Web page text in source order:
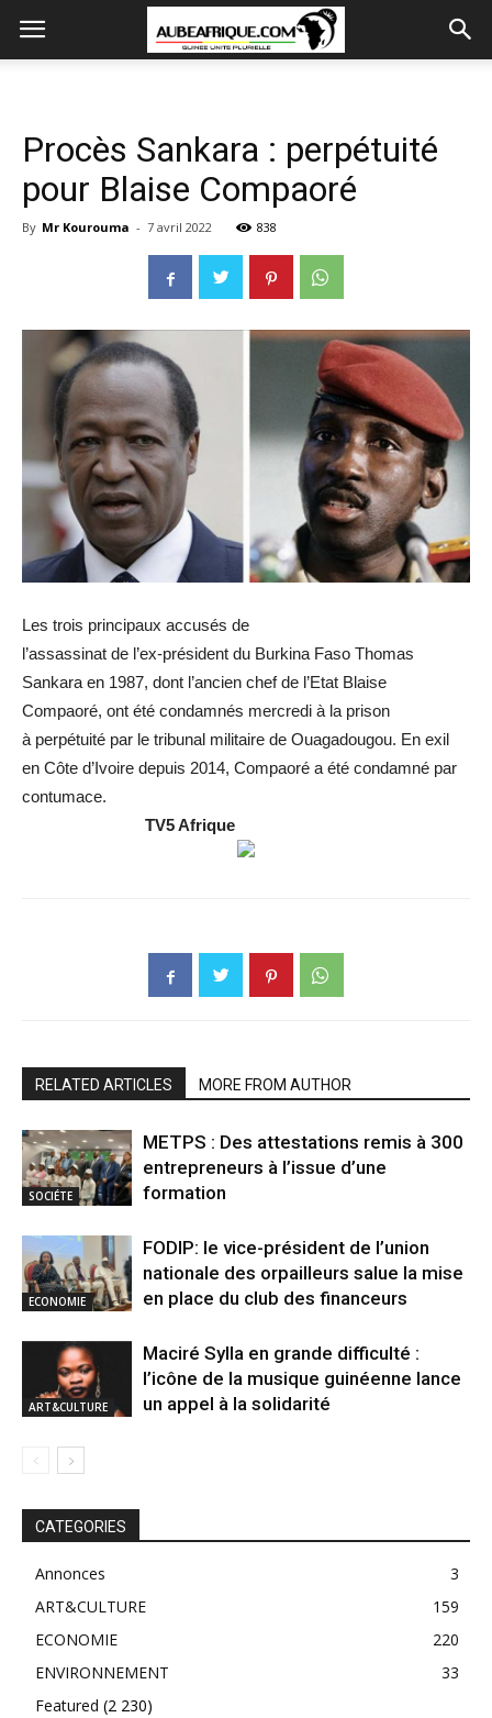
Procès Sankara : perpétuité
pour Blaise Compaoré
By Mr Kourouma - 7 avril 2022 838
Les trois principaux accusés de
l’assassinat de l’ex-président du Burkina Faso Thomas
Sankara en 1987, dont l’ancien chef de l’Etat Blaise
Compaoré, ont été condamnés mercredi à la prison
à perpétuité par le tribunal militaire de Ouagadougou. En exil
en Côte d’Ivoire depuis 2014, Compaoré a été condamné par
contumace.
TV5 Afrique
RELATED ARTICLES MORE FROM AUTHOR
SOCIÉTE
METPS : Des attestations remis à 300
entrepreneurs à l’issue d’une
formation
ECONOMIE
FODIP: le vice-président de l’union
nationale des orpailleurs salue la mise
en place du club des financeurs
ART&CULTURE
Maciré Sylla en grande difficulté :
l’icône de la musique guinéenne lance
un appel à la solidarité
CATEGORIES
Annonces
3
ART&CULTURE
159
ECONOMIE
220
ENVIRONNEMENT
33
Featured (2 230)